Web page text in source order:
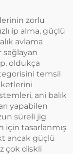
zorlu
ip alma, güçlü
avlama
sağlayan
oldukça
temsil
ani balık
yapabilen
süreli jig
için tasarlanmış
ancak güçlü
çok diskli